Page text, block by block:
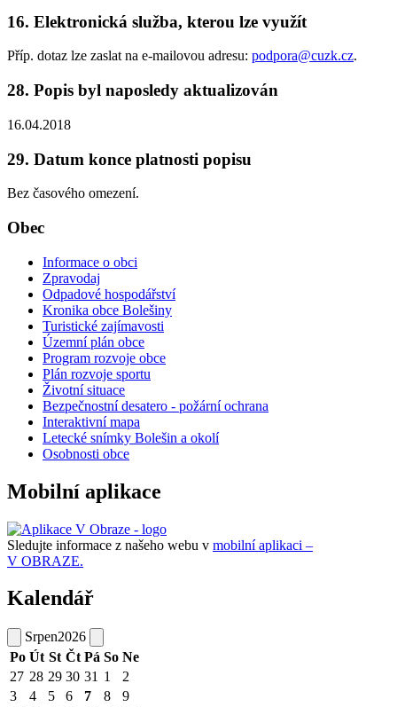
16. Elektronická služba, kterou lze využít
Příp. dotaz lze zaslat na e-mailovou adresu: podpora@cuzk.cz.
28. Popis byl naposledy aktualizován
16.04.2018
29. Datum konce platnosti popisu
Bez časového omezení.
Obec
Informace o obci
Zpravodaj
Odpadové hospodářství
Kronika obce Bolešiny
Turistické zajímavosti
Územní plán obce
Program rozvoje obce
Plán rozvoje sportu
Životní situace
Bezpečnostní desatero - požární ochrana
Interaktivní mapa
Letecké snímky Bolešin a okolí
Osobnosti obce
Mobilní aplikace
Sledujte informace z našeho webu v mobilní aplikaci –
V OBRAZE.
Kalendář
Srpen2026
Po Út St Čt Pá So Ne
27 28 29 30 31 1
2
3
4 5 6 7 8
9